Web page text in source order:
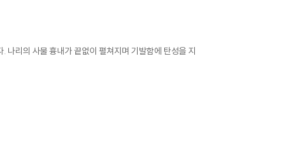
나리의 사물 흉내가 끝없이 펼쳐지며 기발함에 탄성을 지